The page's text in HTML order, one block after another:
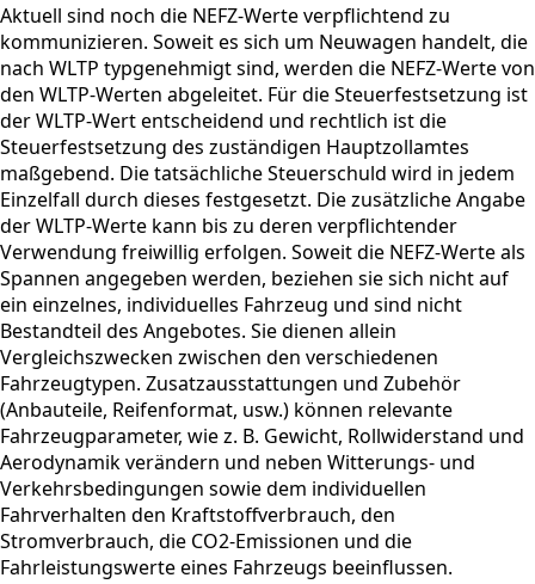
Aktuell sind noch die NEFZ-Werte verpflichtend zu
kommunizieren. Soweit es sich um Neuwagen handelt, die
nach WLTP typgenehmigt sind, werden die NEFZ-Werte von
den WLTP-Werten abgeleitet. Für die Steuerfestsetzung ist
der WLTP-Wert entscheidend und rechtlich ist die
Steuerfestsetzung des zuständigen Hauptzollamtes
maßgebend. Die tatsächliche Steuerschuld wird in jedem
Einzelfall durch dieses festgesetzt. Die zusätzliche Angabe
der WLTP-Werte kann bis zu deren verpflichtender
Verwendung freiwillig erfolgen. Soweit die NEFZ-Werte als
Spannen angegeben werden, beziehen sie sich nicht auf
ein einzelnes, individuelles Fahrzeug und sind nicht
Bestandteil des Angebotes. Sie dienen allein
Vergleichszwecken zwischen den verschiedenen
Fahrzeugtypen. Zusatzausstattungen und Zubehör
(Anbauteile, Reifenformat, usw.) können relevante
Fahrzeugparameter, wie z. B. Gewicht, Rollwiderstand und
Aerodynamik verändern und neben Witterungs- und
Verkehrsbedingungen sowie dem individuellen
Fahrverhalten den Kraftstoffverbrauch, den
Stromverbrauch, die CO2-Emissionen und die
Fahrleistungswerte eines Fahrzeugs beeinflussen.